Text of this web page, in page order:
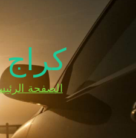
الصفحة